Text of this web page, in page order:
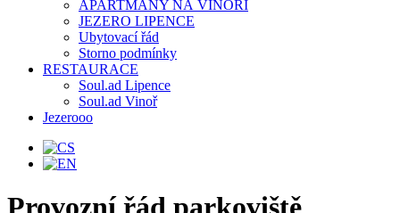
APARTMÁNY NA VINOŘI
JEZERO LIPENCE
Ubytovací řád
Storno podmínky
RESTAURACE
Soul.ad Lipence
Soul.ad Vinoř
Jezerooo